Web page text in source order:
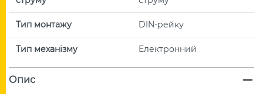
Тип монтажу DIN-рейку
Тип механізму Електронний
Опис